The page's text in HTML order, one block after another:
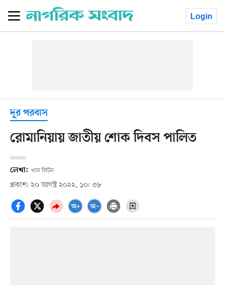
Login
দূর পরবাস
রোমানিয়ায় জাতীয় শোক দিবস পালিত
লেখা: খান লিটন
প্রকাশ: ২০ আগস্ট ২০২২, ১০: ৩৮